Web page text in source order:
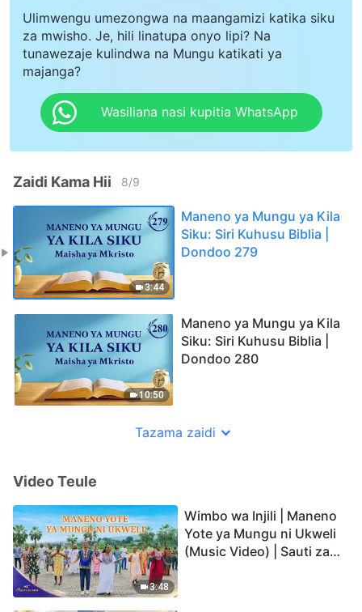
Ulimwengu umezongwa na maangamizi katika siku
za mwisho. Je, hili linatupa onyo lipi? Na
tunawezaje kulindwa na Mungu katikati ya
majanga?
Wasiliana nasi kupitia WhatsApp
Zaidi Kama Hii 8/9
3:44
Maneno ya Mungu ya Kila
Siku: Siri Kuhusu Biblia |
Dondoo 279
10:50
Maneno ya Mungu ya Kila
Siku: Siri Kuhusu Biblia |
Dondoo 280
Tazama zaidi
Video Teule
3:48
Wimbo wa Injili | Maneno
Yote ya Mungu ni Ukweli
(Music Video) | Sauti za